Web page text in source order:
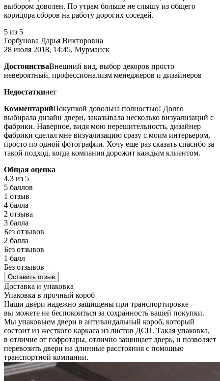
выбором доволен. По утрам больше не слышу из общего
коридора сборов на работу дорогих соседей.
5 из 5
Горбунова Дарья Викторовна
28 июля 2018, 14:45, Мурманск
ДостоинстваВнешний вид, выбор декоров просто
невероятный, профессионализм менеджеров и дизайнеров
Недостаткинет
КомментарийПокупкой довольна полностью! Долго
выбирала дизайн двери, заказывала несколько визуализаций с
фабрики. Наверное, видя мою нерешительность, дизайнер
фабрики сделал мне визуализацию сразу с моим интерьером,
просто по одной фотографии. Хочу еще раз сказать спасибо за
такой подход, когда компания дорожит каждым клиентом.
Общая оценка
4.3 из 5
5 баллов
1 отзыв
4 балла
2 отзыва
3 балла
Без отзывов
2 балла
Без отзывов
1 балл
Без отзывов
Оставить отзыв
Доставка и упаковка
Упаковка в прочный короб
Наши двери надежно защищены при транспортировке —
вы можете не беспокоиться за сохранность вашей покупки.
Мы упаковыем двери в антивандальный короб, который
состоит из жесткого каркаса из листов ДСП. Такая упаковка,
в отличие от гофротары, отлично защищает дверь, и позволяет
перевозить двери на длинные расстояния с помощью
транспортной компании.